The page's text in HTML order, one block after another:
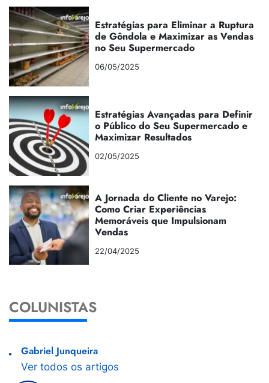
Estratégias para Eliminar a Ruptura
de Gôndola e Maximizar as Vendas
no Seu Supermercado
06/05/2025
Estratégias Avançadas para Definir
o Público do Seu Supermercado e
Maximizar Resultados
02/05/2025
A Jornada do Cliente no Varejo:
Como Criar Experiências
Memoráveis que Impulsionam
Vendas
22/04/2025
COLUNISTAS
Gabriel Junqueira
Ver todos os artigos